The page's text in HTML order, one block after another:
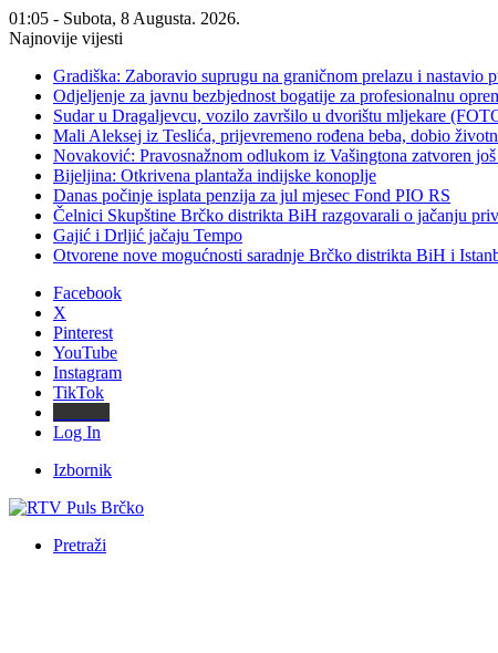
01:05 - Subota, 8 Augusta. 2026.
Najnovije vijesti
Gradiška: Zaboravio suprugu na graničnom prelazu i nastavio
Odjeljenje za javnu bezbjednost bogatije za profesionalnu
Sudar u Dragaljevcu, vozilo završilo u dvorištu mljekare
Mali Aleksej iz Teslića, prijevremeno rođena beba, dobio
Novaković: Pravosnažnom odlukom iz Vašingtona zatvoren
Bijeljina: Otkrivena plantaža indijske konoplje
Danas počinje isplata penzija za jul mjesec Fond PIO RS
Čelnici Skupštine Brčko distrikta BiH razgovarali o jačanju
Gajić i Drljić jačaju Tempo
Otvorene nove mogućnosti saradnje Brčko distrikta BiH i
Facebook
X
Pinterest
YouTube
Instagram
TikTok
Log In
Izbornik
Pretraži